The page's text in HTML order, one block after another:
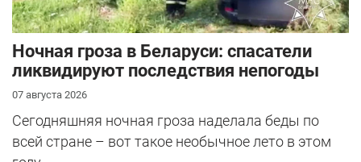
Ночная гроза в Беларуси: спасатели
ликвидируют последствия непогоды
07 августа 2026
Сегодняшняя ночная гроза наделала беды по
всей стране – вот такое необычное лето в этом